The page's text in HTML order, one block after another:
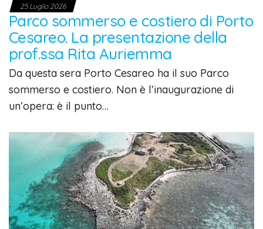
25 Luglio 2026
Parco sommerso e costiero di Porto
Cesareo. La presentazione della
prof.ssa Rita Auriemma
Da questa sera Porto Cesareo ha il suo Parco
sommerso e costiero. Non è l’inaugurazione di
un’opera: è il punto…